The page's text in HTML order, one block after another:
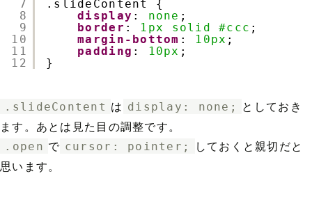
7
8
9
10
11
12
.slideContent {
display : none ;
border : 1px solid #ccc ;
margin-bottom : 10px ;
padding : 10px ;
}
.slideContent は display: none;
としておき
ます。あとは見た目の調整です。
.open で cursor: pointer;
しておくと親切だと
思います。